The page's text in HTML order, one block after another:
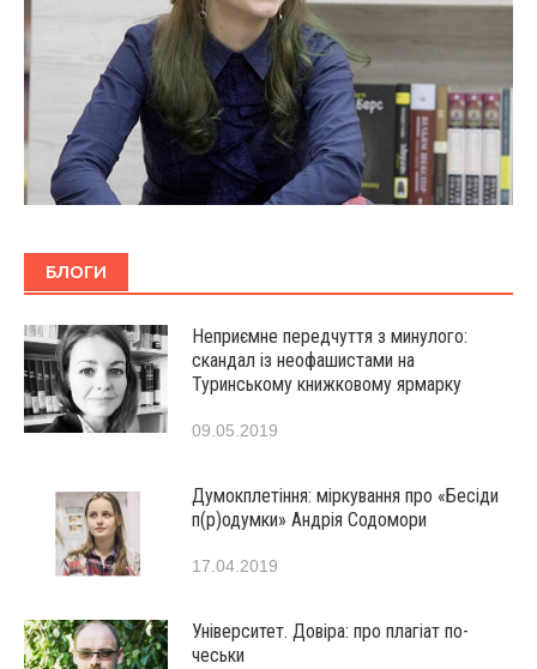
БЛОГИ
Неприємне передчуття з минулого:
скандал із неофашистами на
Туринському книжковому ярмарку
09.05.2019
Думокплетіння: міркування про «Бесіди
п(р)одумки» Андрія Содомори
17.04.2019
Університет. Довіра: про плагіат по-
чеськи